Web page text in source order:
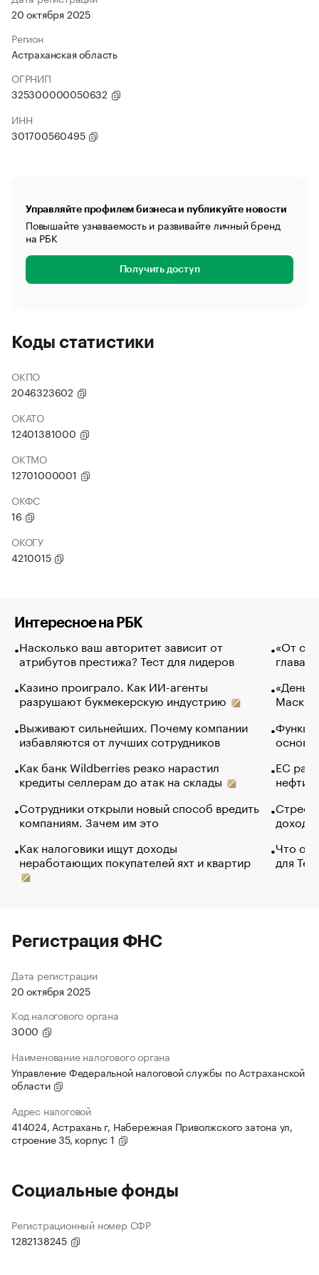
20 октября 2025
Регион
Астраханская область
ОГРНИП
325300000050632
ИНН
301700560495
Управляйте профилем бизнеса и публикуйте новости
Повышайте узнаваемость и развивайте личный бренд
на РБК
Получить доступ
Коды статистики
ОКПО
2046323602
ОКАТО
12401381000
ОКТМО
12701000001
ОКФС
16
ОКОГУ
4210015
Интересное на РБК
Насколько ваш авторитет зависит от
атрибутов престижа? Тест для лидеров
Казино проиграло. Как ИИ-агенты
разрушают букмекерскую индустрию
Выживают сильнейших. Почему компании
избавляются от лучших сотрудников
Как банк Wildberries резко нарастил
кредиты селлерам до атак на склады
Сотрудники открыли новый способ вредить
компаниям. Зачем им это
Как налоговики ищут доходы
неработающих покупателей яхт и квартир
«От
глава
Маск в
основ
ЕС
нефти
Что
для
Регистрация ФНС
Дата регистрации
20 октября 2025
Код налогового органа
3000
Наименование налогового органа
Управление Федеральной налоговой службы по Астраханской
области
Адрес налоговой
414024, Астрахань г, Набережная Приволжского затона ул,
строение 35, корпус 1
Социальные фонды
Регистрационный номер СФР
1282138245